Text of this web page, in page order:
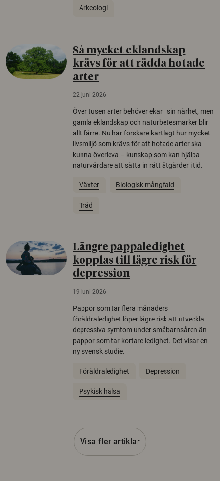
Arkeologi
Så mycket eklandskap
krävs för att rädda hotade
arter
22 juni 2026
Över tusen arter behöver ekar i sin närhet, men
gamla eklandskap och naturbetesmarker blir
allt färre. Nu har forskare kartlagt hur mycket
livsmiljö som krävs för att hotade arter ska
kunna överleva – kunskap som kan hjälpa
naturvårdare att sätta in rätt åtgärder i tid.
Växter Biologisk mångfald
Träd
Längre pappaledighet
kopplas till lägre risk för
depression
19 juni 2026
Pappor som tar flera månaders
föräldraledighet löper lägre risk att utveckla
depressiva symtom under småbarnsåren än
pappor som tar kortare ledighet. Det visar en
ny svensk studie.
Föräldraledighet Depression
Psykisk hälsa
Visa fler artiklar